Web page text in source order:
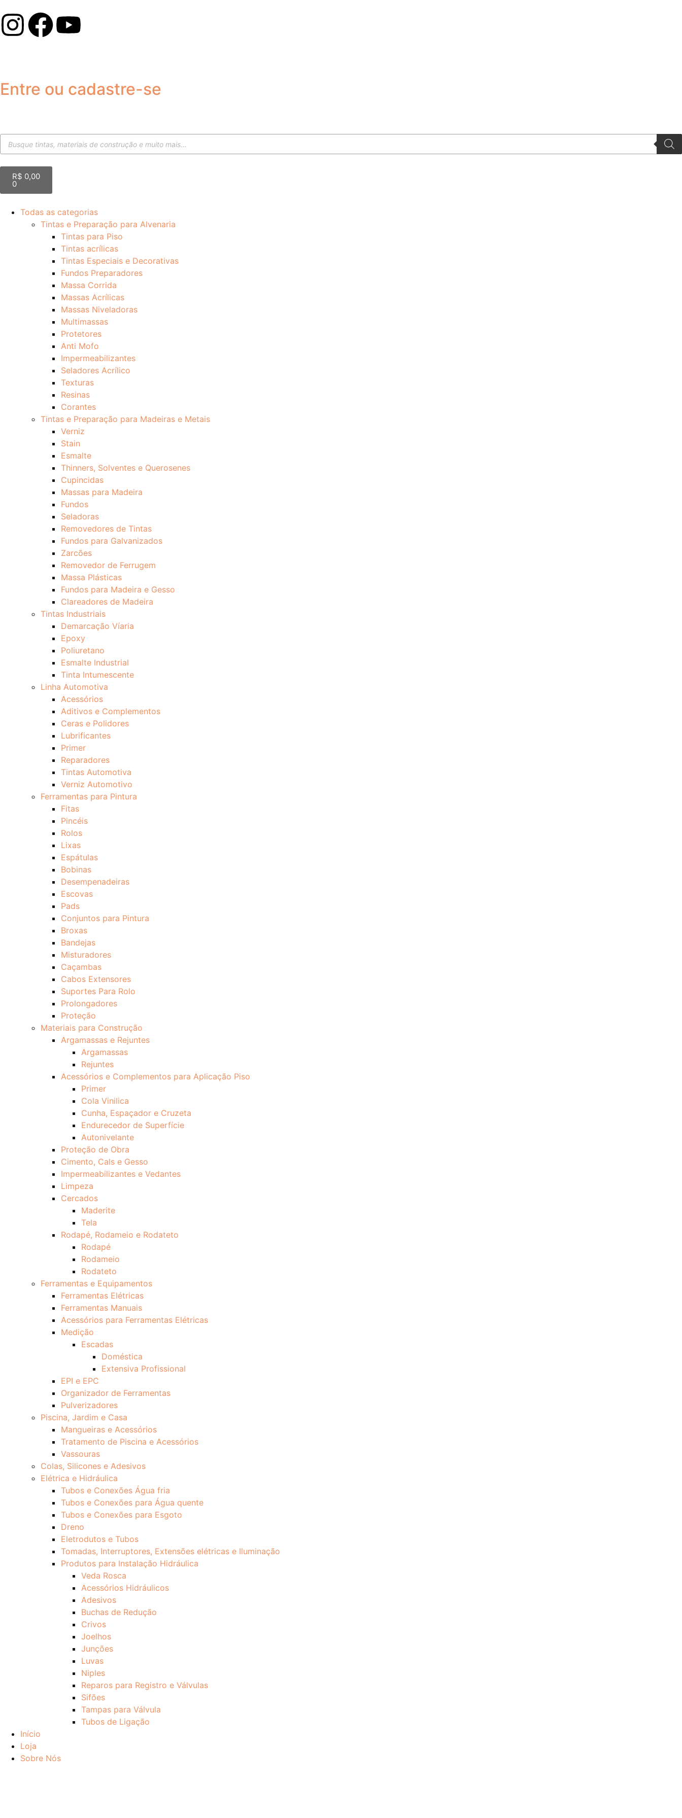
Entre ou cadastre-se
R$ 0,00
0
Todas as categorias
Tintas e Preparação para Alvenaria
Tintas para Piso
Tintas acrílicas
Tintas Especiais e Decorativas
Fundos Preparadores
Massa Corrida
Massas Acrílicas
Massas Niveladoras
Multimassas
Protetores
Anti Mofo
Impermeabilizantes
Seladores Acrílico
Texturas
Resinas
Corantes
Tintas e Preparação para Madeiras e Metais
Verniz
Stain
Esmalte
Thinners, Solventes e Querosenes
Cupincidas
Massas para Madeira
Fundos
Seladoras
Removedores de Tintas
Fundos para Galvanizados
Zarcões
Removedor de Ferrugem
Massa Plásticas
Fundos para Madeira e Gesso
Clareadores de Madeira
Tintas Industriais
Demarcação Víaria
Epoxy
Poliuretano
Esmalte Industrial
Tinta Intumescente
Linha Automotiva
Acessórios
Aditivos e Complementos
Ceras e Polidores
Lubrificantes
Primer
Reparadores
Tintas Automotiva
Verniz Automotivo
Ferramentas para Pintura
Fitas
Pincéis
Rolos
Lixas
Espátulas
Bobinas
Desempenadeiras
Escovas
Pads
Conjuntos para Pintura
Broxas
Bandejas
Misturadores
Caçambas
Cabos Extensores
Suportes Para Rolo
Prolongadores
Proteção
Materiais para Construção
Argamassas e Rejuntes
Argamassas
Rejuntes
Acessórios e Complementos para Aplicação Piso
Primer
Cola Vinilica
Cunha, Espaçador e Cruzeta
Endurecedor de Superfície
Autonivelante
Proteção de Obra
Cimento, Cals e Gesso
Impermeabilizantes e Vedantes
Limpeza
Cercados
Maderite
Tela
Rodapé, Rodameio e Rodateto
Rodapé
Rodameio
Rodateto
Ferramentas e Equipamentos
Ferramentas Elétricas
Ferramentas Manuais
Acessórios para Ferramentas Elétricas
Medição
Escadas
Doméstica
Extensiva Profissional
EPI e EPC
Organizador de Ferramentas
Pulverizadores
Piscina, Jardim e Casa
Mangueiras e Acessórios
Tratamento de Piscina e Acessórios
Vassouras
Colas, Silicones e Adesivos
Elétrica e Hidráulica
Tubos e Conexões Água fria
Tubos e Conexões para Água quente
Tubos e Conexões para Esgoto
Dreno
Eletrodutos e Tubos
Tomadas, Interruptores, Extensões elétricas e Iluminação
Produtos para Instalação Hidráulica
Veda Rosca
Acessórios Hidráulicos
Adesivos
Buchas de Redução
Crivos
Joelhos
Junções
Luvas
Niples
Reparos para Registro e Válvulas
Sifões
Tampas para Válvula
Tubos de Ligação
Início
Loja
Sobre Nós